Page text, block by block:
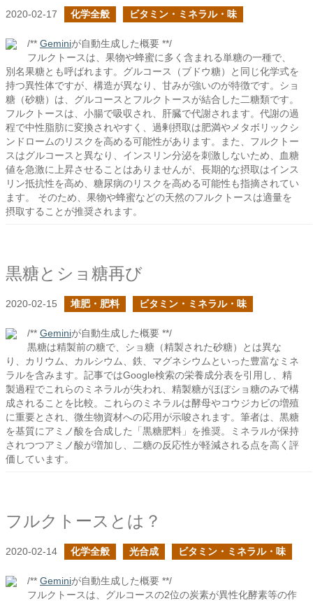
2020-02-17 化学全般 ビタミン・ミネラル・味
/** Geminiが自動生成した概要 **/
フルクトースは、果物や蜂蜜に多く含まれる単糖の一種で、
別名果糖とも呼ばれます。グルコース（ブドウ糖）と同じ化学式を
持つ異性体ですが、構造が異なり、甘みが強いのが特徴です。ショ
糖（砂糖）は、グルコースとフルクトースが結合した二糖類です。
フルクトースは、小腸で吸収され、肝臓で代謝されます。代謝の過
程で中性脂肪に変換されやすく、過剰摂取は肥満やメタボリックシ
ンドロームのリスクを高める可能性があります。また、フルクトー
スはグルコースと異なり、インスリン分泌を刺激しないため、血糖
値を急激に上昇させることはありませんが、長期的な摂取はインス
リン抵抗性を高め、糖尿病のリスクを高める可能性も指摘されてい
ます。 そのため、果物や蜂蜜などの天然のフルクトースは適量を
摂取することが推奨されます。
黒糖とショ糖再び
2020-02-15 堆肥・肥料 ビタミン・ミネラル・味
/** Geminiが自動生成した概要 **/
黒糖は精製前の糖で、ショ糖（精製された砂糖）とは異な
り、カリウム、カルシウム、鉄、マグネシウムといった豊富なミネ
ラルを含みます。記事ではGoogle検索の栄養成分表を引用し、精
製過程でこれらのミネラルが失われ、精製糖がほぼショ糖のみで構
成されることを比較。これらのミネラルは酵母やコウジカビの増殖
に重要とされ、微生物資材への応用が示唆されます。筆者は、黒糖
を基質にアミノ酸を合成した「黒糖肥料」を推奨。ミネラルが保持
されつつアミノ酸が増加し、二糖の反応性が軽減される点を高く評
価しています。
フルクトースとは？
2020-02-14 化学全般 光合成 ビタミン・ミネラル・味
/** Geminiが自動生成した概要 **/
フルクトースは、グルコースの2位の炭素が異性化酵素等の作